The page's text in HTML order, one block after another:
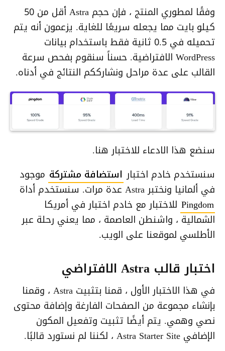
وفقًا لمطوري المنتج ، فإن حجم Astra أقل من 50
كيلو بايت مما يجعله سريعًا للغاية. يزعمون أنه يتم
تحميله في 0.5 ثانية فقط باستخدام بيانات
WordPress الافتراضية. حسناً سنقوم بفحص سرعة
القالب على عدة مراحل ونشارككم النتائج في أدناه.
سنضع هذا الادعاء للاختبار هنا.
سنستخدم خادم اختبار استضافة مشتركة موجود
في ألمانيا ونختبر Astra عدة مرات. سنستخدم أداة
Pingdom للاختبار مع خادم اختبار في أمريكا
الشمالية ، واشنطن العاصمة ، مما يعني رحلة عبر
الأطلسي لموقعنا على الويب.
اختبار قالب Astra الافتراضي
في هذا الاختبار الأول ، قمنا بتثبيت Astra ، وقمنا
بإنشاء مجموعة من الصفحات الفارغة وإضافة محتوى
نصي وهمي. يتم أيضًا تثبيت وتفعيل المكون
الإضافي Astra Starter Site ، لكننا لم نستورد قالبًا.